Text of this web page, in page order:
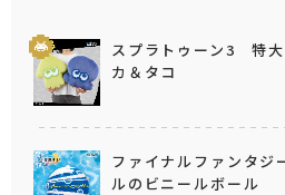
スプラトゥーン3 特
カ＆タコ
ファイナルファンタ
ルのビニールボール